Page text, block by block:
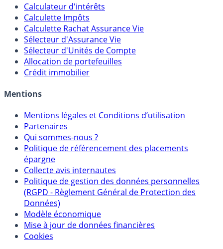
Calculateur d'intérêts
Calculette Impôts
Calculette Rachat Assurance Vie
Sélecteur d'Assurance Vie
Sélecteur d'Unités de Compte
Allocation de portefeuilles
Crédit immobilier
Mentions
Mentions légales et Conditions d’utilisation
Partenaires
Qui sommes-nous ?
Politique de référencement des placements
épargne
Collecte avis internautes
Politique de gestion des données personnelles
(RGPD - Règlement Général de Protection des
Données)
Modèle économique
Mise à jour de données financières
Cookies